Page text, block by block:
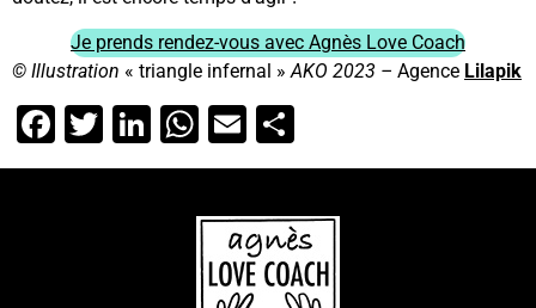
Je prends rendez-vous avec Agnès Love Coach
© Illustration « triangle infernal » AKO 2023 – Agence Lilapik
Facebook
Twitter
LinkedIn
WhatsApp
Email